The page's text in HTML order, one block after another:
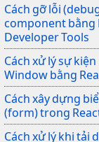
Cách gỡ lỗi
component bằng
Developer Tools
Cách xử lý sự
Window bằng
Cách xây dựng
(form) trong
Cách xử lý khi tải